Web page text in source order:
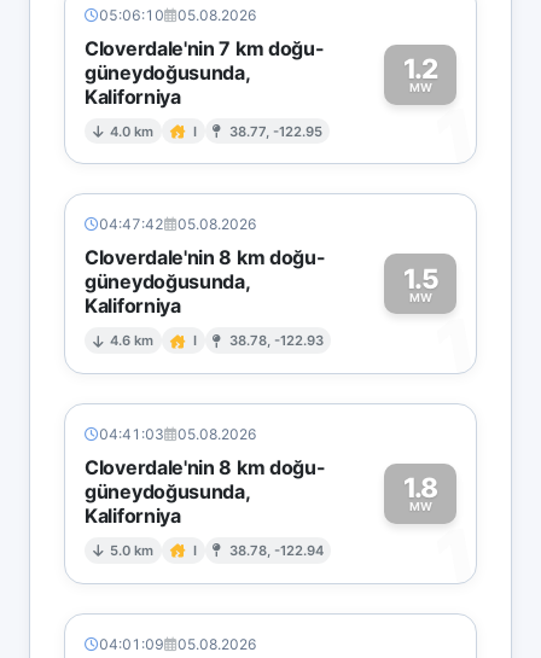
05:06:10 05.08.2026
Cloverdale'nin 7 km doğu-
güneydoğusunda,
Kaliforniya
4.0 km I 38.77, -122.95
1.2
MW
1
04:47:42 05.08.2026
Cloverdale'nin 8 km doğu-
güneydoğusunda,
Kaliforniya
4.6 km I 38.78, -122.93
1.5
MW
1
04:41:03 05.08.2026
Cloverdale'nin 8 km doğu-
güneydoğusunda,
Kaliforniya
5.0 km I 38.78, -122.94
1.8
MW
1
04:01:09 05.08.2026